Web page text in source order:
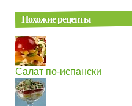
Похожие рецепты
Салат по-испански